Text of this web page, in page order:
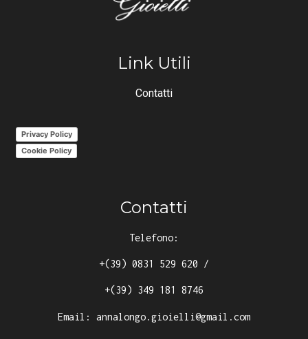
Link Utili
Contatti
Privacy Policy
Cookie Policy
Contatti
Telefono:
+(39) 0831 529 620 /
+(39) 349 181 8746
Email: annalongo.gioielli@gmail.com